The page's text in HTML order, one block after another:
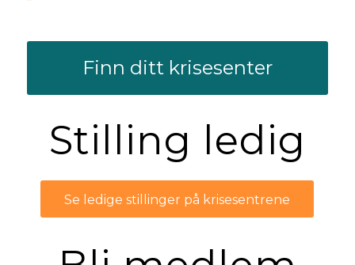
Finn ditt krisesenter
Stilling ledig
Se ledige stillinger på krisesentrene